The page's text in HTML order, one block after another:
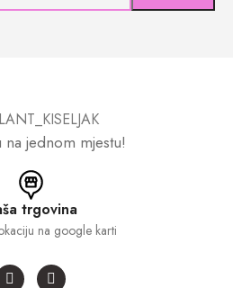
na jednom mjestu!
trgovina
na google karti